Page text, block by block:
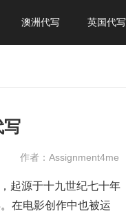
澳洲代写 英国代写
作者：Assignment4me
起源于十九世纪七十年
在电影创作中也被运